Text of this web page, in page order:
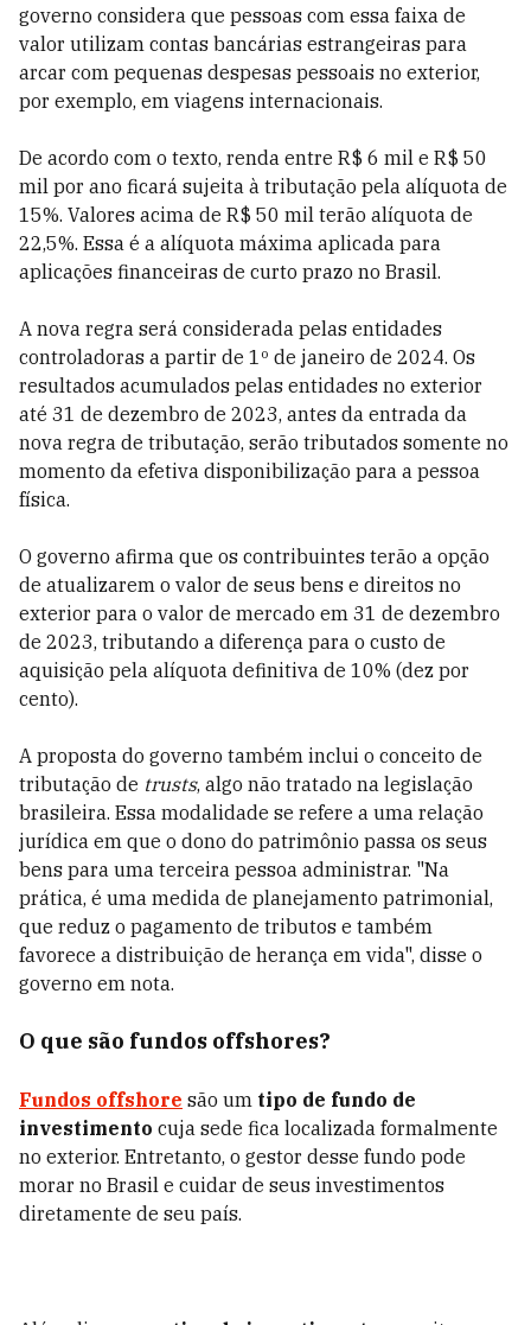
governo considera que pessoas com essa faixa de
valor utilizam contas bancárias estrangeiras para
arcar com pequenas despesas pessoais no exterior,
por exemplo, em viagens internacionais.
De acordo com o texto, renda entre R$ 6 mil e R$ 50
mil por ano ficará sujeita à tributação pela alíquota de
15%. Valores acima de R$ 50 mil terão alíquota de
22,5%. Essa é a alíquota máxima aplicada para
aplicações financeiras de curto prazo no Brasil.
A nova regra será considerada pelas entidades
controladoras a partir de 1º de janeiro de 2024. Os
resultados acumulados pelas entidades no exterior
até 31 de dezembro de 2023, antes da entrada da
nova regra de tributação, serão tributados somente no
momento da efetiva disponibilização para a pessoa
física.
O governo afirma que os contribuintes terão a opção
de atualizarem o valor de seus bens e direitos no
exterior para o valor de mercado em 31 de dezembro
de 2023, tributando a diferença para o custo de
aquisição pela alíquota definitiva de 10% (dez por
cento).
A proposta do governo também inclui o conceito de
tributação de trusts, algo não tratado na legislação
brasileira. Essa modalidade se refere a uma relação
jurídica em que o dono do patrimônio passa os seus
bens para uma terceira pessoa administrar. "Na
prática, é uma medida de planejamento patrimonial,
que reduz o pagamento de tributos e também
favorece a distribuição de herança em vida", disse o
governo em nota.
O que são fundos offshores?
Fundos offshore são um tipo de fundo de
investimento cuja sede fica localizada formalmente
no exterior. Entretanto, o gestor desse fundo pode
morar no Brasil e cuidar de seus investimentos
diretamente de seu país.